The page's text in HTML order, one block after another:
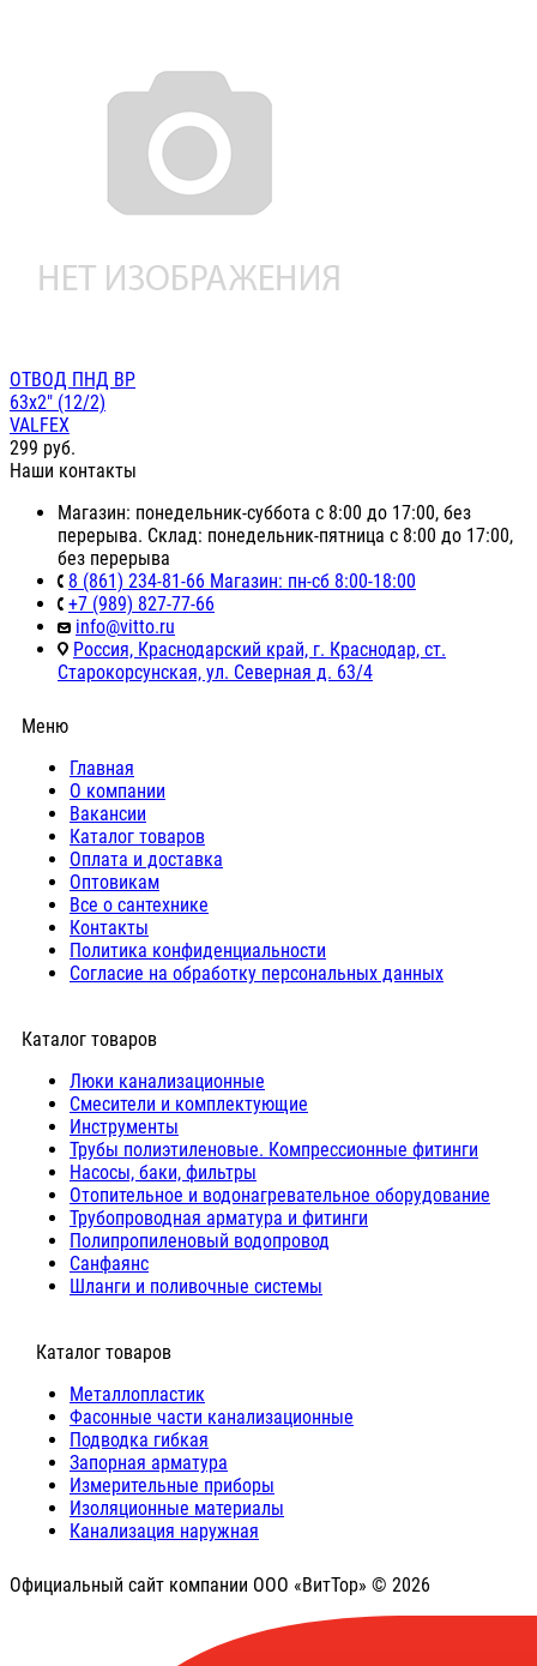
ОТВОД ПНД ВР
63х2" (12/2)
VALFEX
299 руб.
Наши контакты
Магазин: понедельник-суббота с 8:00 до 17:00, без
перерыва. Склад: понедельник-пятница с 8:00 до 17:00,
без перерыва
8 (861) 234-81-66 Магазин: пн-сб 8:00-18:00
+7 (989) 827-77-66
info@vitto.ru
Россия, Краснодарский край, г. Краснодар, ст.
Старокорсунская, ул. Северная д. 63/4
Меню
Главная
О компании
Вакансии
Каталог товаров
Оплата и доставка
Оптовикам
Все о сантехнике
Контакты
Политика конфиденциальности
Согласие на обработку персональных данных
Каталог товаров
Люки канализационные
Cмесители и комплектующие
Инструменты
Трубы полиэтиленовые. Компрессионные фитинги
Насосы, баки, фильтры
Отопительное и водонагревательное оборудование
Трубопроводная арматура и фитинги
Полипропиленовый водопровод
Санфаянс
Шланги и поливочные системы
⠀Каталог товаров
Металлопластик
Фасонные части канализационные
Подводка гибкая
Запорная арматура
Измерительные приборы
Изоляционные материалы
Канализация наружная
Официальный сайт компании ООО «ВитТор» © 2026